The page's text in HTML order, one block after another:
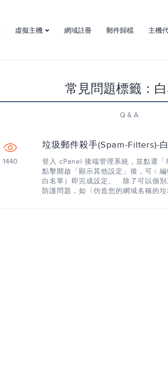
虛擬主機 網域註冊 郵件歸檔 主機
常見問題標籤：
Q & A
1440
垃圾郵件殺手(Spam-Filters)-
登入 cPanel 後端管理系統，並點選
點擊開啟「顯示其他設定」後，可﹝
白名單）即完成設定。 除了可以個別
防護問題，如〈仿造您的網域名稱的